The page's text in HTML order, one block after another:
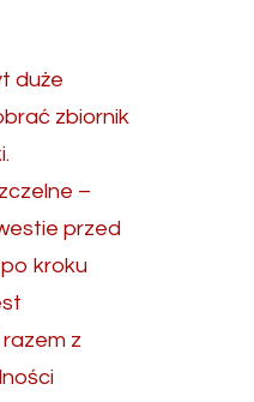
duże
zbiornik
–
przed
kroku
z